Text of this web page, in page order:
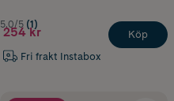
5.0/5 (1)
254 kr
Fri frakt Instabox
Köp